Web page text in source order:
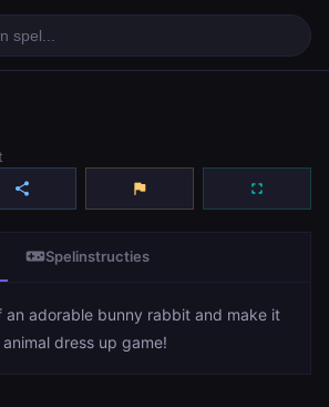
share flag fullscreen
videogame_assetSpelinstructies
an adorable bunny rabbit and make it
dress up game!